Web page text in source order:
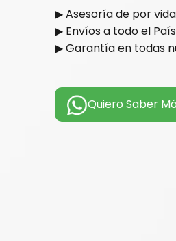
▶ Asesoría de por vida
▶ Envíos a todo el País
▶ Garantía en todas
Quiero Saber